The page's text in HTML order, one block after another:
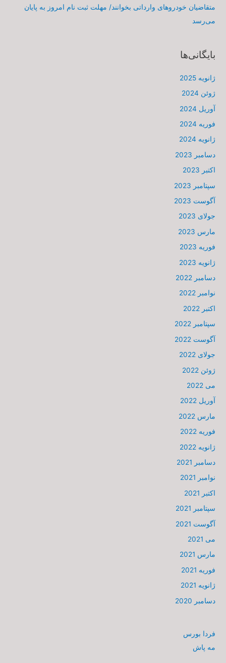
متقاضیان خودروهای وارداتی بخوانند/ مهلت ثبت نام امروز به پایان
می‌رسد
بایگانی‌ها
ژانویه 2025
ژوئن 2024
آوریل 2024
فوریه 2024
ژانویه 2024
دسامبر 2023
اکتبر 2023
سپتامبر 2023
آگوست 2023
جولای 2023
مارس 2023
فوریه 2023
ژانویه 2023
دسامبر 2022
نوامبر 2022
اکتبر 2022
سپتامبر 2022
آگوست 2022
جولای 2022
ژوئن 2022
می 2022
آوریل 2022
مارس 2022
فوریه 2022
ژانویه 2022
دسامبر 2021
نوامبر 2021
اکتبر 2021
سپتامبر 2021
آگوست 2021
می 2021
مارس 2021
فوریه 2021
ژانویه 2021
دسامبر 2020
فردا بورس
مه پاش